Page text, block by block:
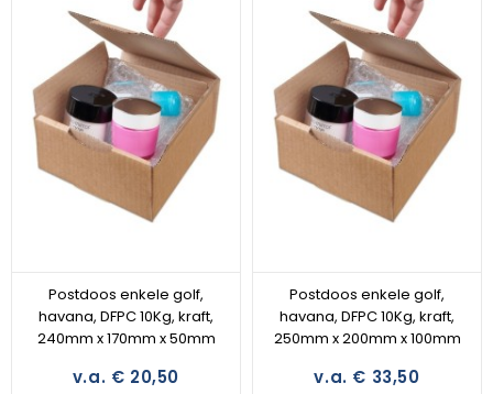
Postdoos enkele golf,
havana, DFPC 10Kg, kraft,
240mm x 170mm x 50mm
v.a. € 20,50
Postdoos enkele golf,
havana, DFPC 10Kg, kraft,
250mm x 200mm x 100mm
v.a. € 33,50